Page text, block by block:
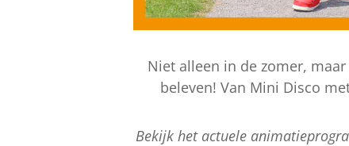
Niet alleen in de zomer,
beleven! Van Mini Disco
Bekijk het actuele